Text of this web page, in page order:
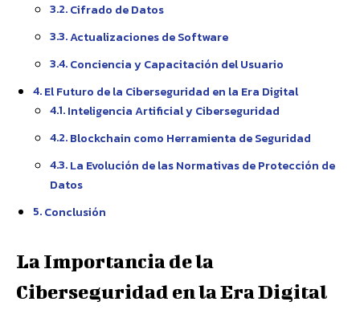
Cifrado de Datos
Actualizaciones de Software
Conciencia y Capacitación del Usuario
El Futuro de la Ciberseguridad en la Era Digital
Inteligencia Artificial y Ciberseguridad
Blockchain como Herramienta de Seguridad
La Evolución de las Normativas de Protección de
Datos
Conclusión
La Importancia de la
Ciberseguridad en la Era Digital